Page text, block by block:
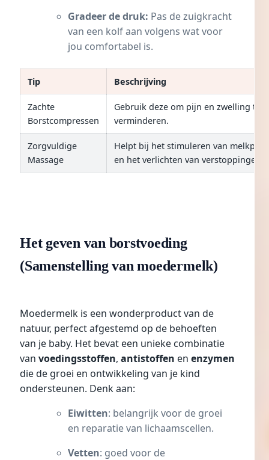
Gradeer de druk: Pas de zuigkracht
van een kolf aan volgens wat voor
jou comfortabel is.
Tip Beschrijving
Zachte
Borstcompressen
Gebruik deze om pijn en zwelling te
verminderen.
Zorgvuldige
Massage
Helpt bij het stimuleren van
en het verlichten van verstoppingen.
Het geven van borstvoeding
(Samenstelling van moedermelk)
Moedermelk is een wonderproduct van de
natuur, perfect afgestemd op de behoeften
van je baby. Het bevat een unieke combinatie
van voedingsstoffen, antistoffen en enzymen
die de groei en ontwikkeling van je kind
ondersteunen. Denk aan:
Eiwitten: belangrijk voor de groei
en reparatie van lichaamscellen.
Vetten: goed voor de